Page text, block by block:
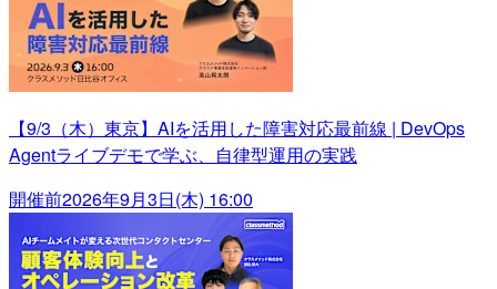
【9/3（木）東京】AIを活用した障害対応最前線 | DevOps
Agentライブデモで学ぶ、自律型運用の実践
開催前2026年9月3日(木) 16:00